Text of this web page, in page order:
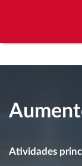
Localização
Análise do
Atividades